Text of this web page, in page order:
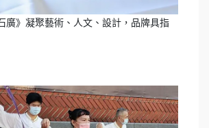
廣》凝聚藝術、人文、設計，品牌具指